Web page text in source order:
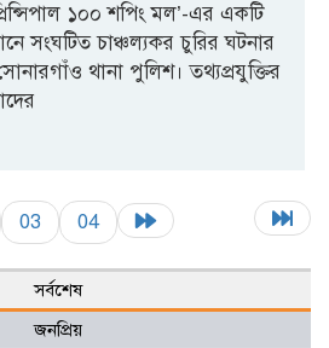
১০০ শপিং মল’-এর একটি
সংঘটিত চাঞ্চল্যকর চুরির ঘটনার
থানা পুলিশ। তথ্যপ্রযুক্তির
03 04
সর্বশেষ
জনপ্রিয়